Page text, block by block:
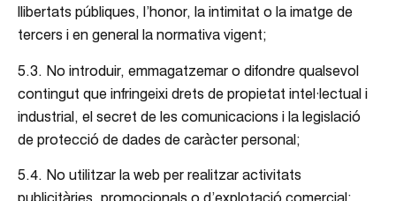
llibertats públiques, l’honor, la intimitat o la imatge de
tercers i en general la normativa vigent;
5.3. No introduir, emmagatzemar o difondre qualsevol
contingut que infringeixi drets de propietat intel·lectual i
industrial, el secret de les comunicacions i la legislació
de protecció de dades de caràcter personal;
5.4. No utilitzar la web per realitzar activitats